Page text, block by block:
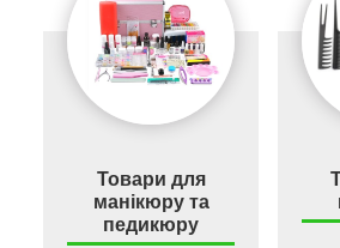
Товари для
манікюру та
педикюру